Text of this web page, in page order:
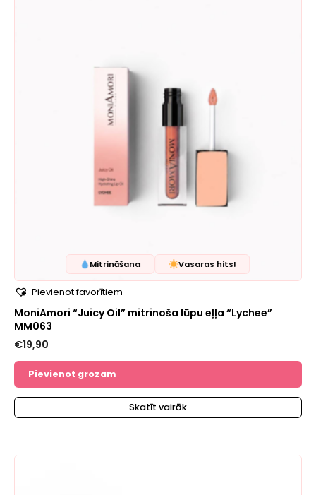
Mitrināšana Vasaras hits!
Pievienot favorītiem
MoniAmori “Juicy Oil” mitrinoša lūpu eļļa “Lychee”
MM063
€19,90
Pievienot grozam
Skatīt vairāk